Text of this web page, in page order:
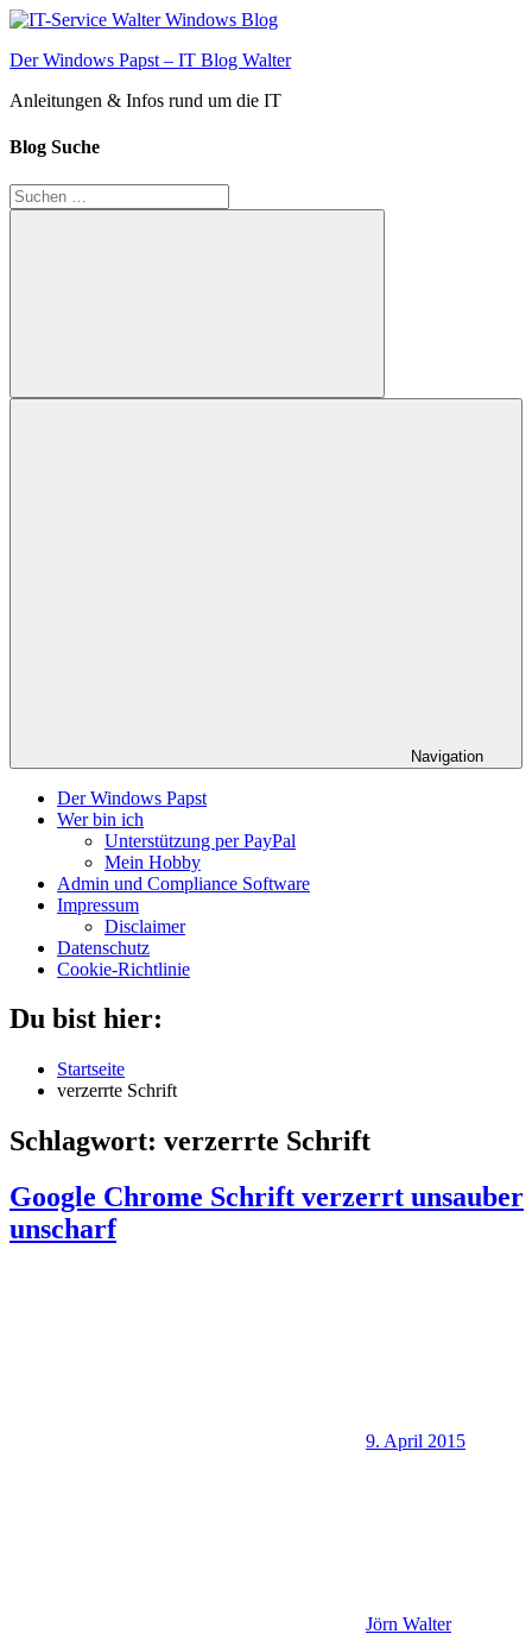
Zum
springen
Der Windows Papst – IT Blog Walter
Anleitungen & Infos rund um die IT
Blog Suche
Suchen
nach:
Suchen
Navigation
Der Windows Papst
Wer bin ich
Unterstützung per PayPal
Mein Hobby
Admin und Compliance Software
Impressum
Disclaimer
Datenschutz
Cookie-Richtlinie
Du bist hier:
Startseite
verzerrte Schrift
Schlagwort: verzerrte Schrift
Google Chrome Schrift verzerrt unsauber
unscharf
9. April 2015
Jörn Walter